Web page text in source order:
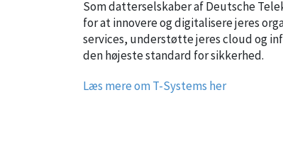
Som datterselskaber af Deutsche
for at innovere og digitalisere jeres
services, understøtte jeres cloud og
den højeste standard for sikkerhed.
Læs mere om T-Systems her